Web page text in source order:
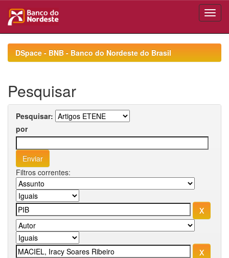
navigationDSpace - BNB - Banco do Nordeste do Brasil
Pesquisar
Pesquisar:
por
Filtros correntes: